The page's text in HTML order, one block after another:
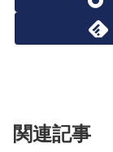
関連記事